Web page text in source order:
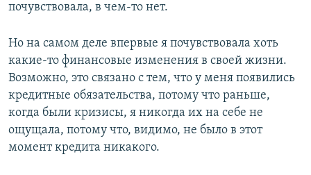
почувствовала, в чем-то нет.
Но на самом деле впервые я почувствовала хоть
какие-то финансовые изменения в своей жизни.
Возможно, это связано с тем, что у меня появились
кредитные обязательства, потому что раньше,
когда были кризисы, я никогда их на себе не
ощущала, потому что, видимо, не было в этот
момент кредита никакого.